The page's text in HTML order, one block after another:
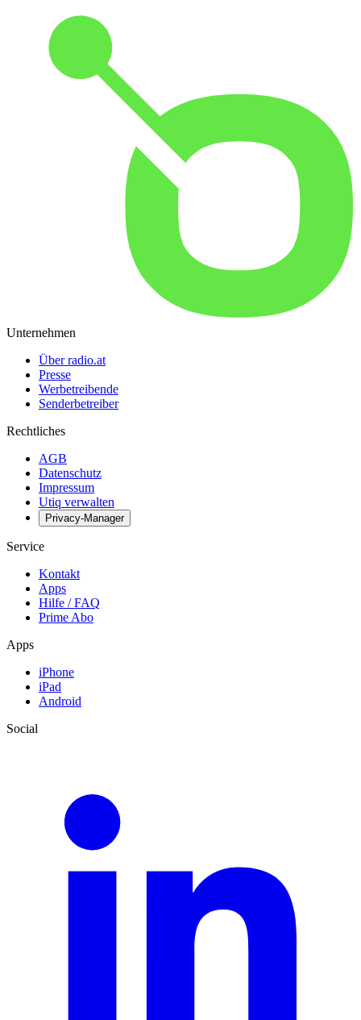
Unternehmen
Über radio.at
Presse
Werbetreibende
Senderbetreiber
Rechtliches
AGB
Datenschutz
Impressum
Utiq verwalten
Privacy-Manager
Service
Kontakt
Apps
Hilfe / FAQ
Prime Abo
Apps
iPhone
iPad
Android
Social